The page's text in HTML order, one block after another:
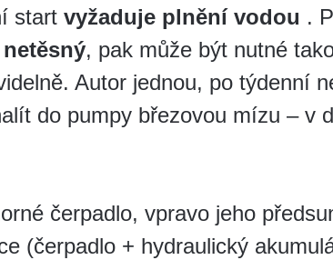
start vyžaduje plnění vodou .
, pak může být nutné
Autor jednou, po týdenní
do pumpy březovou mízu – v
čerpadlo, vpravo jeho
(čerpadlo + hydraulický